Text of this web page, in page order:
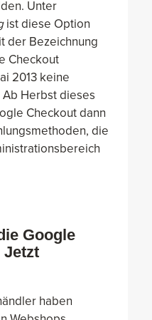
Unter
ist diese Option
der Bezeichnung
Checkout
2013 keine
Herbst dieses
Checkout dann
die
Google
Jetzt
haben